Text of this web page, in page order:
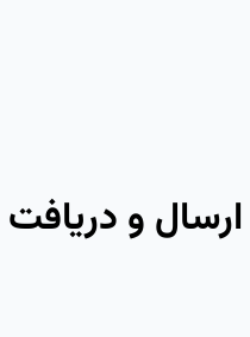
ارسال و دریافت